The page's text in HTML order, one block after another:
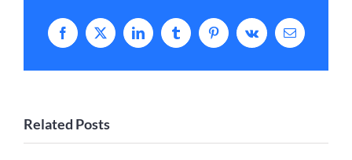
Facebook
X LinkedInTumblrPinterestVk Email
Related Posts